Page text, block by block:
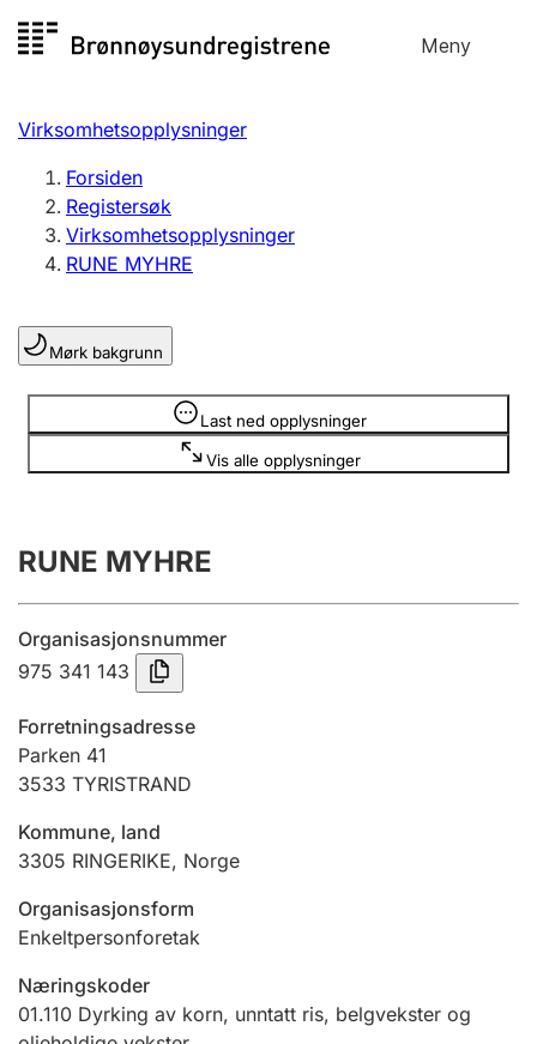
til
Meny
Registersøk
Aksjeselskap
Enkeltpersonforetak
Registrere, endre, slette
Lag og forening
Registrere, endre, slette
Årsregnskap
Innsending og forsinkelsesgebyr
Tinglysing
Jeger
Ektepaktveileder
Offentlig sektor
Virksomhetsopplysninger
Forsiden
Registersøk
Virksomhetsopplysninger
RUNE MYHRE
Mørk bakgrunn
Last ned opplysninger
Vis alle opplysninger
Opplysninger er skjult
RUNE MYHRE
Organisasjonsnummer
975 341 143
Forretningsadresse
Parken 41
3533 TYRISTRAND
Kommune, land
3305 RINGERIKE, Norge
Organisasjonsform
Enkeltpersonforetak
Næringskoder
01.110 Dyrking av korn, unntatt ris, belgvekster og